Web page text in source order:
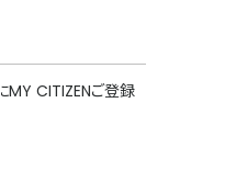
CITIZENご登録